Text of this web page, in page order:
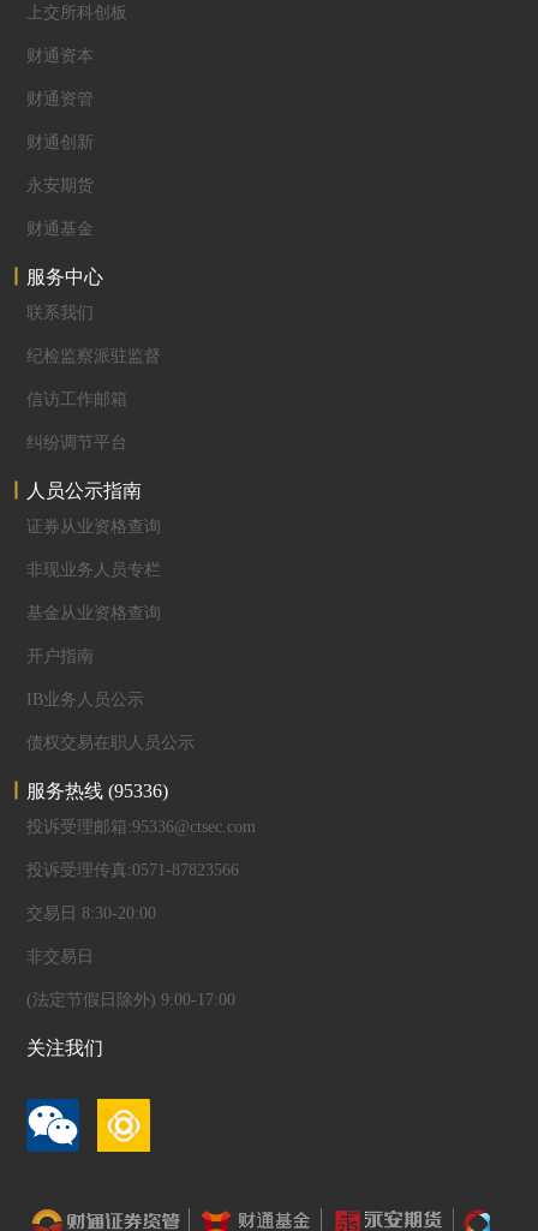
上交所科创板
财通资本
财通资管
财通创新
永安期货
财通基金
服务中心
联系我们
纪检监察派驻监督
信访工作邮箱
纠纷调节平台
人员公示指南
证券从业资格查询
非现业务人员专栏
基金从业资格查询
开户指南
IB业务人员公示
债权交易在职人员公示
服务热线(95336)
投诉受理邮箱:95336@ctsec.com
投诉受理传真:0571-87823566
交易日 8:30-20:00
非交易日
(法定节假日除外) 9:00-17:00
关注我们